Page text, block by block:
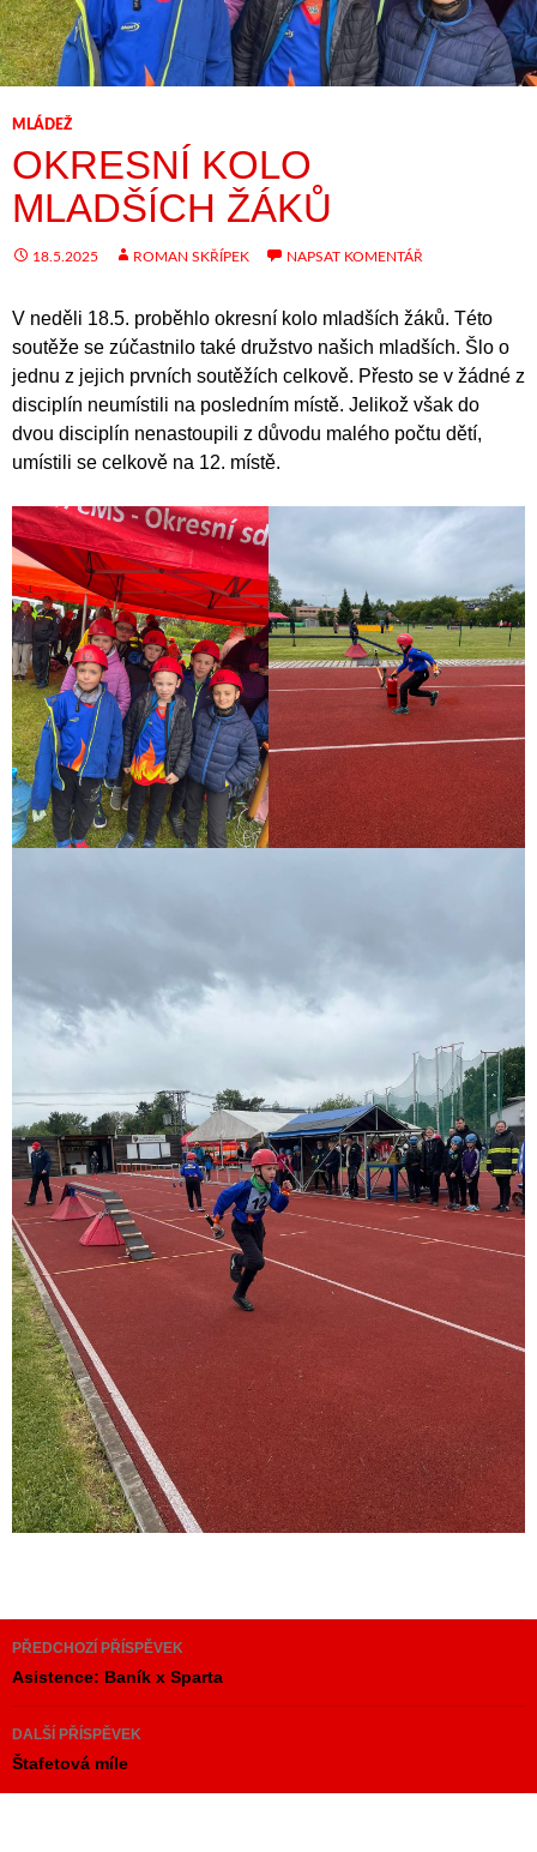
MLÁDEŽ
OKRESNÍ KOLO
MLADŠÍCH ŽÁKŮ
18.5.2025 ROMAN SKŘÍPEK NAPSAT KOMENTÁŘ
V neděli 18.5. proběhlo okresní kolo mladších žáků. Této
soutěže se zúčastnilo také družstvo našich mladších. Šlo o
jednu z jejich prvních soutěžích celkově. Přesto se v žádné z
disciplín neumístili na posledním místě. Jelikož však do
dvou disciplín nenastoupili z důvodu malého počtu dětí,
umístili se celkově na 12. místě.
Navigace
pro
příspěvky
PŘEDCHOZÍ PŘÍSPĚVEK
Asistence: Baník x Sparta
DALŠÍ PŘÍSPĚVEK
Štafetová míle